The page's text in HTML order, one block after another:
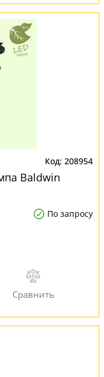
208954
Baldwin
По запросу